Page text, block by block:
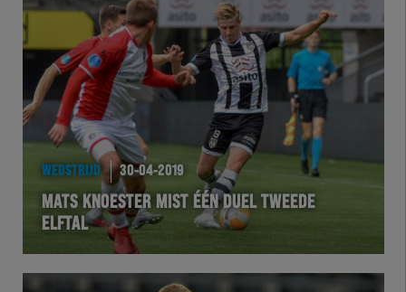
Natuurgras
Wedstrijd
Heracles
BusinessClub
WEDSTRIJD 30-04-2019
MATS KNOESTER MIST ÉÉN DUEL TWEEDE
ELFTAL